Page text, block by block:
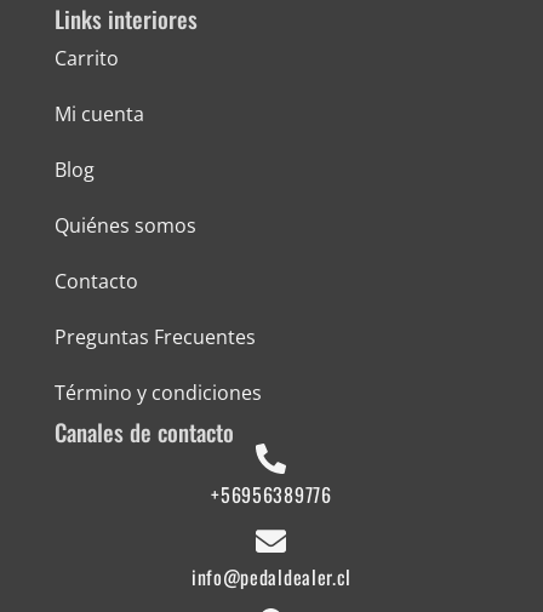
Links interiores
Carrito
Mi cuenta
Blog
Quiénes somos
Contacto
Preguntas Frecuentes
Término y condiciones
Canales de contacto
+56956389776
info@pedaldealer.cl